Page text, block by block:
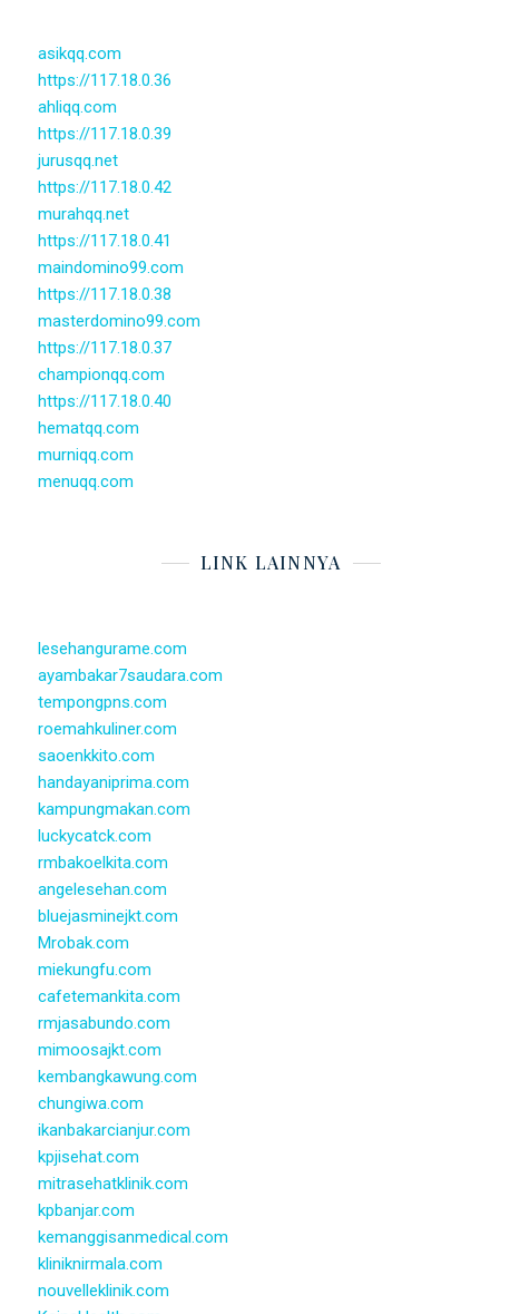
asikqq.com
https://117.18.0.36
ahliqq.com
https://117.18.0.39
jurusqq.net
https://117.18.0.42
murahqq.net
https://117.18.0.41
maindomino99.com
https://117.18.0.38
masterdomino99.com
https://117.18.0.37
championqq.com
https://117.18.0.40
hematqq.com
murniqq.com
menuqq.com
LINK LAINNYA
lesehangurame.com
ayambakar7saudara.com
tempongpns.com
roemahkuliner.com
saoenkkito.com
handayaniprima.com
kampungmakan.com
luckycatck.com
rmbakoelkita.com
angelesehan.com
bluejasminejkt.com
Mrobak.com
miekungfu.com
cafetemankita.com
rmjasabundo.com
mimoosajkt.com
kembangkawung.com
chungiwa.com
ikanbakarcianjur.com
kpjisehat.com
mitrasehatklinik.com
kpbanjar.com
kemanggisanmedical.com
kliniknirmala.com
nouvelleklinik.com